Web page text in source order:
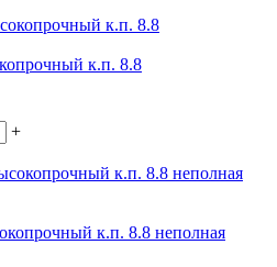
к.п. 8.8
+
к.п. 8.8 неполная